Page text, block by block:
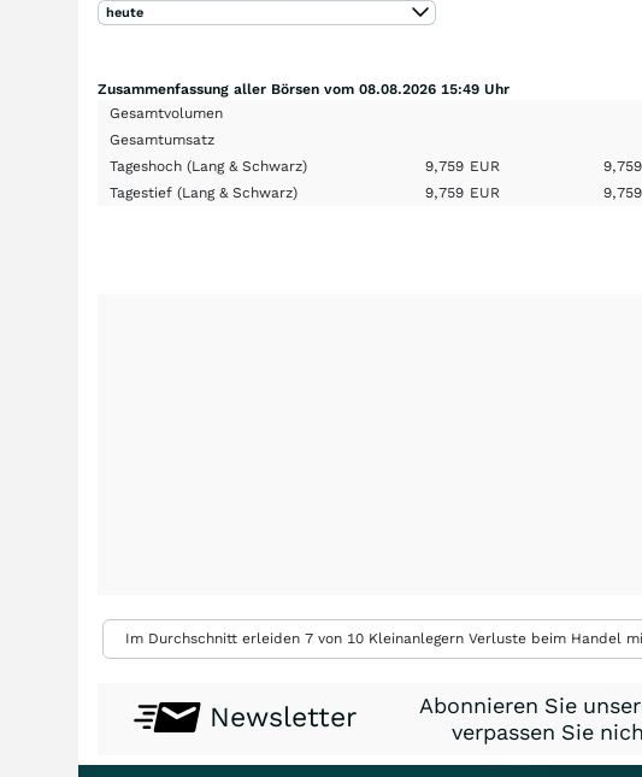
heute
Zusammenfassung aller Börsen vom 08.08.2026 15:49 Uhr
Gesamtvolumen
Gesamtumsatz
Tageshoch (Lang & Schwarz) 9,759 EUR 9,759
Tagestief (Lang & Schwarz) 9,759 EUR 9,759
Im Durchschnitt erleiden 7 von 10 Kleinanlegern Verluste beim Handel
Newsletter
Abonnieren Sie
verpassen Sie